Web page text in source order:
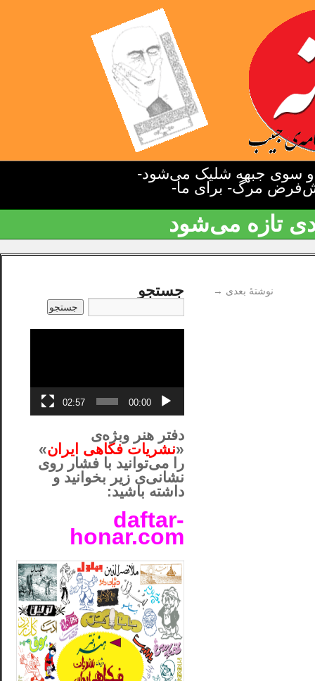
سوی جبهه شلیک می‌شود-
مرگ- برای ما-
تازه می‌شود
نوشتهٔ بعدی → جستجو
00:00
02:57
دفتر هنر وبژه‌ی
«نشریات فکاهی ایران»
را می‌توانید با فشار روی
نشانی‌ی زیر بخوانید و
داشته باشید:
daftar-
honar.com